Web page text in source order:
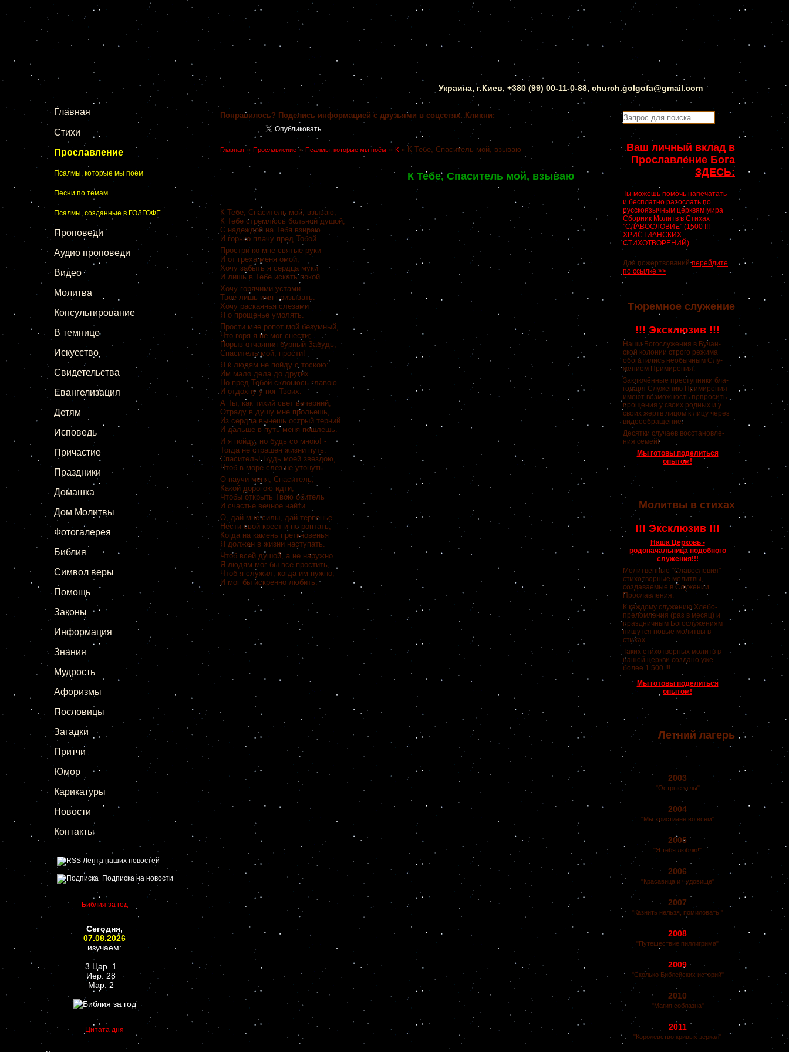
Украина, г.Киев, +380 (99) 00-11-0-88, church.golgofa@gmail.com
Главная
Стихи
Прославление
Псалмы, которые мы поём
Песни по темам
Псалмы, созданные в ГОЛГОФЕ
Проповеди
Аудио проповеди
Видео
Молитва
Консультирование
В темнице
Искусство
Свидетельства
Евангелизация
Детям
Исповедь
Причастие
Праздники
Домашка
Дом Молитвы
Фотогалерея
Библия
Символ веры
Помощь
Законы
Информация
Знания
Мудрость
Афоризмы
Пословицы
Загадки
Притчи
Юмор
Карикатуры
Новости
Контакты
Лента наших новостей
Подписка на новости
Библия за год
Сегодня,
07.08.2026
изучаем:
3 Цар. 1
Иер. 28
Мар. 2
Цитата дня
Понравилось? Поделись информацией с друзьями в соцсетях. Кликни:
Главная » Прославление» Псалмы, которые мы поём » К» К Тебе, Спаситель мой, взываю
К Тебе, Спаситель мой, взываю
К Тебе, Спаситель мой, взываю,
К Тебе стремлюсь больной душой;
С надеждой на Тебя взираю
И горько плачу пред Тобой.
Простри ко мне святые руки
И от греха меня омой;
Хочу забыть я сердца муки
И лишь в Тебе искать покой.
Хочу горячими устами
Твое лишь имя призывать.
Хочу раскаянья слезами
Я о прощенье умолять.
Прости мне ропот мой безумный,
Что горя я не мог снести;
Порыв отчаяния бурный Забудь,
Спаситель мой, прости!
Я к людям не пойду с тоскою:
Им мало дела до других.
Но пред Тобой склонюсь главою
И отдохну у ног Твоих.
А Ты, как тихий свет вечерний,
Отраду в душу мне прольешь,
Из сердца вынешь острый терний
И дальше в путь меня пошлешь.
И я пойду, но будь со мною! -
Тогда не страшен жизни путь.
Спаситель! Будь моей звездою,
Чтоб в море слез не утонуть.
О научи меня, Спаситель,
Какой дорогою идти,
Чтобы открыть Твою обитель
И счастье вечное найти.
О, дай мне силы, дай терпенье
Нести свой крест и не роптать,
Когда на камень преткновенья
Я должен в жизни наступать.
Чтоб всей душой, а не наружно
Я людям мог бы все простить,
Чтоб я служил, когда им нужно,
И мог бы искренно любить.
Ваш личный вклад в
Прославление Бога
ЗДЕСЬ:
Ты можешь помочь напечатать
и бесплатно разослать по
русскоязычным церквям мира
Сборник Молитв в Стихах
"СЛАВОСЛОВИЕ" (1500 !!!
ХРИСТИАНСКИХ
СТИХОТВОРЕНИЙ)
Для пожертвованийперейдите
по ссылке >>
Тюремное служение
!!! Эксклюзив !!!
Наши Богослужения в Бучан-
ской колонии строго режима
обогатились необычным Слу-
жением Примирения.
Заключённые преступники бла-
годаря Служению Примирения
имеют возможность попросить
прощения у своих родных и у
своих жертв лицом к лицу через
видеообращение.
Десятки случаев восстановле-
ния семей!
Мы готовы поделиться
опытом!
Молитвы в стихах
!!! Эксклюзив !!!
Наша Церковь -
родоначальница подобного
служения!!!
Молитвенные "Славословия" –
стихотворные молитвы,
создаваемые в Служении
Прославления.
К каждому служению Хлебо-
преломления (раз в месяц) и
праздничным Богослужениям
пишутся новые молитвы в
стихах.
Таких стихотворных молитв в
нашей церкви создано уже
более 1 500 !!!
Мы готовы поделиться
опытом!
Летний лагерь
2003
"Острые углы"
2004
"Мы христиане во всем"
2005
"Я тебя люблю!"
2006
"Красавица и чудовище"
2007
"Казнить нельзя, помиловать!"
2008
"Путешествие пиллигрима"
2009
"Сколько Библейских историй"
2010
"Магия соблазна"
2011
"Королевство кривых зеркал"